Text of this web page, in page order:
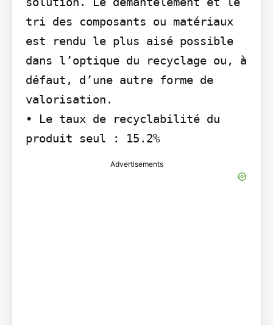
tri des composants ou matériaux
est rendu le plus aisé possible
dans l’optique du recyclage ou, à
défaut, d’une autre forme de
valorisation.
• Le taux de recyclabilité du
produit seul : 15.2%
Advertisements